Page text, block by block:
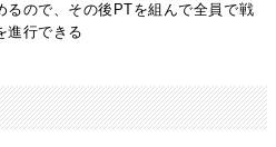
るので、その後PTを組んで全員で戦
進行できる